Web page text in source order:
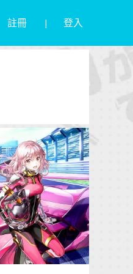
註冊 登入